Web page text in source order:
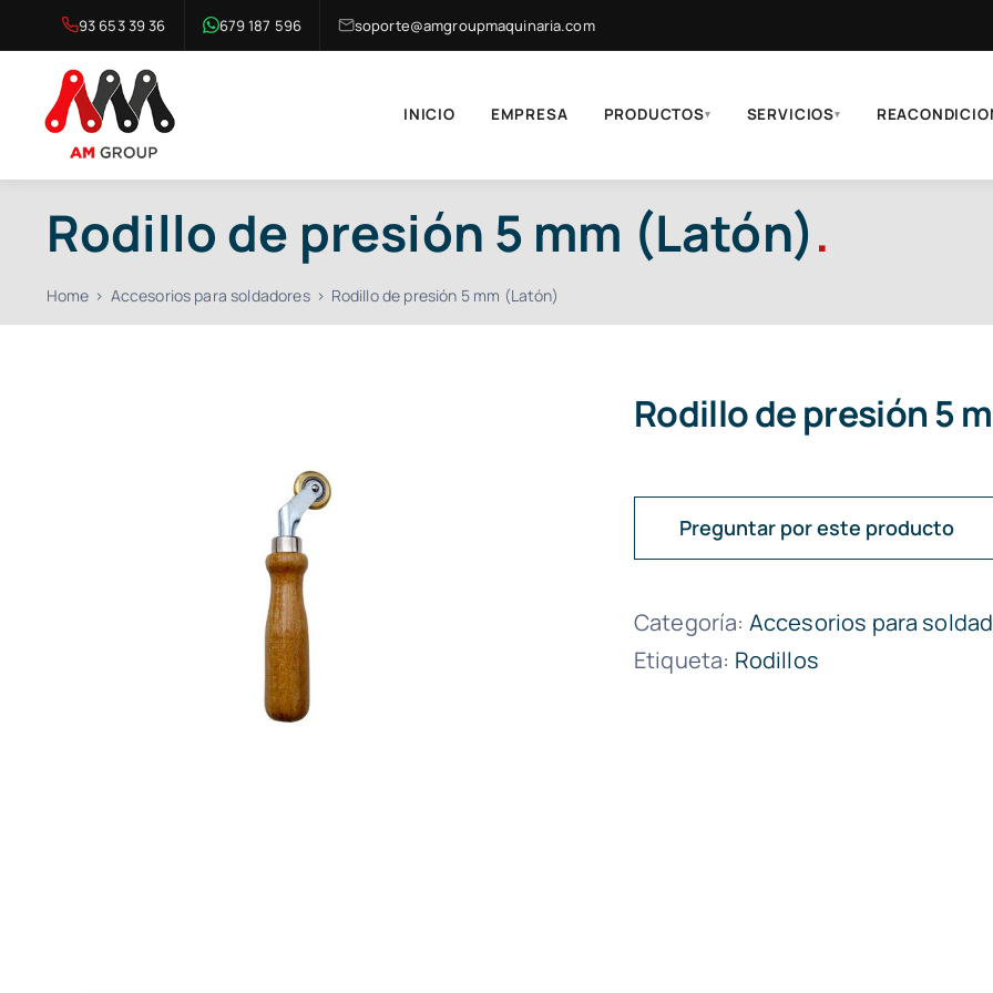
al
contenido
93 653 39 36 679 187 596 soporte@amgroupmaquinaria.com
INICIO EMPRESA PRODUCTOS▾ SERVICIOS▾
Rodillo de presión 5 mm (Latón).
Home Accesorios para soldadores Rodillo de presión 5 mm (Latón)
Rodillo de presión 5
Preguntar por este producto
Categoría: Accesorios para
Etiqueta: Rodillos